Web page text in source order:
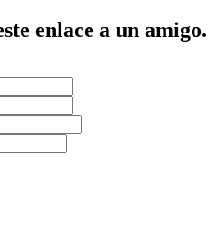
enlace a un amigo.